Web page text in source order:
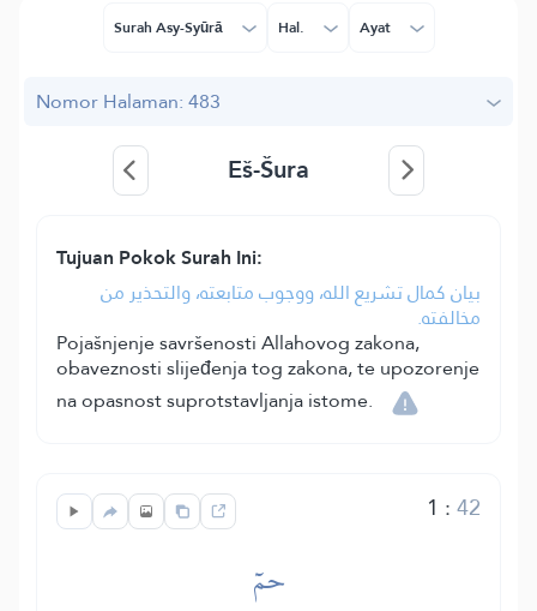
Surah Asy-Syūrā Hal. Ayat
Nomor Halaman: 483
Eš-Šura
Tujuan Pokok Surah Ini:
بيان كمال تشريع الله، ووجوب متابعته، والتحذير من
مخالفته.
Pojašnjenje savršenosti Allahovog zakona,
obaveznosti slijeđenja tog zakona, te upozorenje
na opasnost suprotstavljanja istome.
1 :42
حمٓ